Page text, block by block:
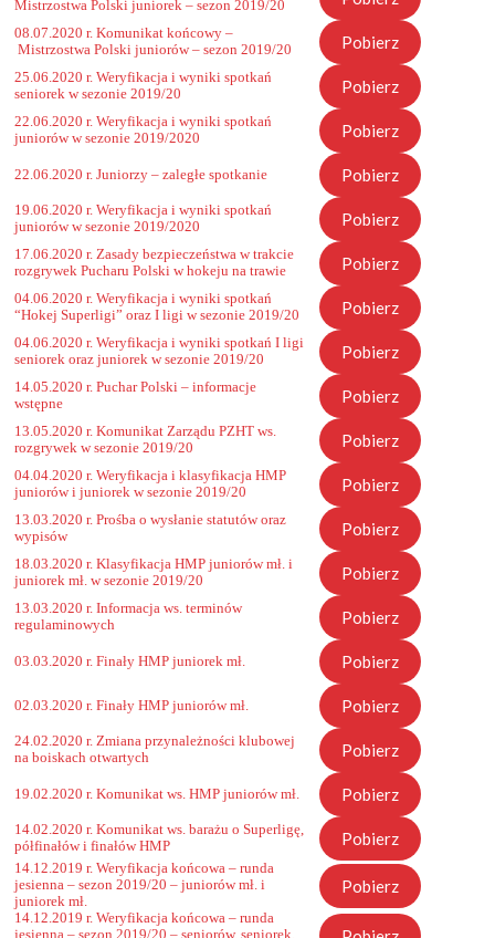
Mistrzostwa Polski juniorek – sezon 2019/20
08.07.2020 r. Komunikat końcowy –
Mistrzostwa Polski juniorów – sezon 2019/20
Pobierz
25.06.2020 r. Weryfikacja i wyniki spotkań
seniorek w sezonie 2019/20
Pobierz
22.06.2020 r. Weryfikacja i wyniki spotkań
juniorów w sezonie 2019/2020
Pobierz
22.06.2020 r. Juniorzy – zaległe spotkanie Pobierz
19.06.2020 r. Weryfikacja i wyniki spotkań
juniorów w sezonie 2019/2020
Pobierz
17.06.2020 r. Zasady bezpieczeństwa w trakcie
rozgrywek Pucharu Polski w hokeju na trawie
Pobierz
04.06.2020 r. Weryfikacja i wyniki spotkań
“Hokej Superligi” oraz I ligi w sezonie 2019/20
Pobierz
04.06.2020 r. Weryfikacja i wyniki spotkań I ligi
seniorek oraz juniorek w sezonie 2019/20
Pobierz
14.05.2020 r. Puchar Polski – informacje
wstępne
Pobierz
13.05.2020 r. Komunikat Zarządu PZHT ws.
rozgrywek w sezonie 2019/20
Pobierz
04.04.2020 r. Weryfikacja i klasyfikacja HMP
juniorów i juniorek w sezonie 2019/20
Pobierz
13.03.2020 r. Prośba o wysłanie statutów oraz
wypisów
Pobierz
18.03.2020 r. Klasyfikacja HMP juniorów mł. i
juniorek mł. w sezonie 2019/20
Pobierz
13.03.2020 r. Informacja ws. terminów
regulaminowych
Pobierz
03.03.2020 r. Finały HMP juniorek mł. Pobierz
02.03.2020 r. Finały HMP juniorów mł. Pobierz
24.02.2020 r. Zmiana przynależności klubowej
na boiskach otwartych
Pobierz
19.02.2020 r. Komunikat ws. HMP juniorów mł. Pobierz
14.02.2020 r. Komunikat ws. barażu o Superligę,
półfinałów i finałów HMP
Pobierz
14.12.2019 r. Weryfikacja końcowa – runda
jesienna – sezon 2019/20 – juniorów mł. i
juniorek mł.
Pobierz
14.12.2019 r. Weryfikacja końcowa – runda
jesienna – sezon 2019/20 – seniorów, seniorek,